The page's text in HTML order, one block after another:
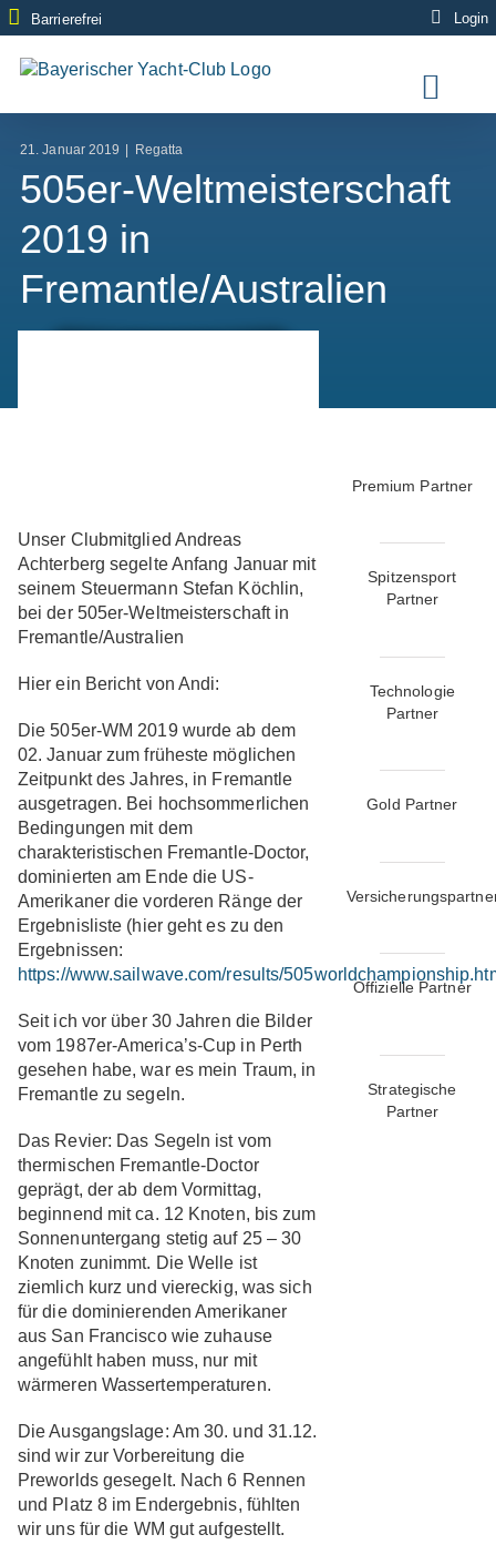
Zum
Inhalt
springen
Barrierefrei Login
21. Januar 2019 Regatta
505er-Weltmeisterschaft
2019 in
Fremantle/Australien
Unser Clubmitglied Andreas
Achterberg segelte Anfang Januar mit
seinem Steuermann Stefan Köchlin,
bei der 505er-Weltmeisterschaft in
Fremantle/Australien
Hier ein Bericht von Andi:
Die 505er-WM 2019 wurde ab dem
02. Januar zum früheste möglichen
Zeitpunkt des Jahres, in Fremantle
ausgetragen. Bei hochsommerlichen
Bedingungen mit dem
charakteristischen Fremantle-Doctor,
dominierten am Ende die US-
Amerikaner die vorderen Ränge der
Ergebnisliste (hier geht es zu den
Ergebnissen:
https://www.sailwave.com/results/
Seit ich vor über 30 Jahren die Bilder
vom 1987er-America’s-Cup in Perth
gesehen habe, war es mein Traum, in
Fremantle zu segeln.
Das Revier: Das Segeln ist vom
thermischen Fremantle-Doctor
geprägt, der ab dem Vormittag,
beginnend mit ca. 12 Knoten, bis zum
Sonnenuntergang stetig auf 25 – 30
Knoten zunimmt. Die Welle ist
ziemlich kurz und viereckig, was sich
für die dominierenden Amerikaner
aus San Francisco wie zuhause
angefühlt haben muss, nur mit
wärmeren Wassertemperaturen.
Die Ausgangslage: Am 30. und 31.12.
sind wir zur Vorbereitung die
Preworlds gesegelt. Nach 6 Rennen
und Platz 8 im Endergebnis, fühlten
wir uns für die WM gut aufgestellt.
Premium Partner
Spitzensport
Partner
Technologie
Partner
Gold Partner
Offizielle Partner
Strategische
Partner